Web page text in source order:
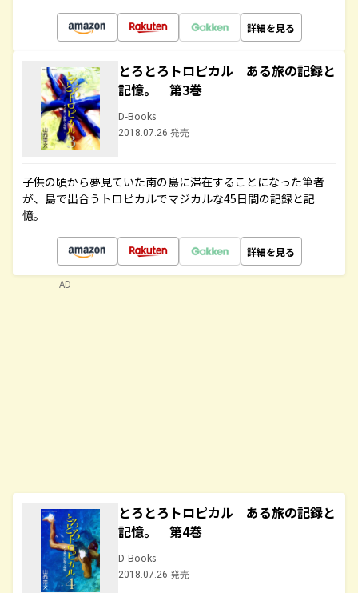
詳細を見る
とろとろトロピカル ある旅の記録と
記憶。 第3巻
D-Books
2018.07.26 発売
子供の頃から夢見ていた南の島に滞在することになった筆者
が、島で出合うトロピカルでマジカルな45日間の記録と記
憶。
詳細を見る
とろとろトロピカル ある旅の記録と
記憶。 第4巻
D-Books
2018.07.26 発売
AD